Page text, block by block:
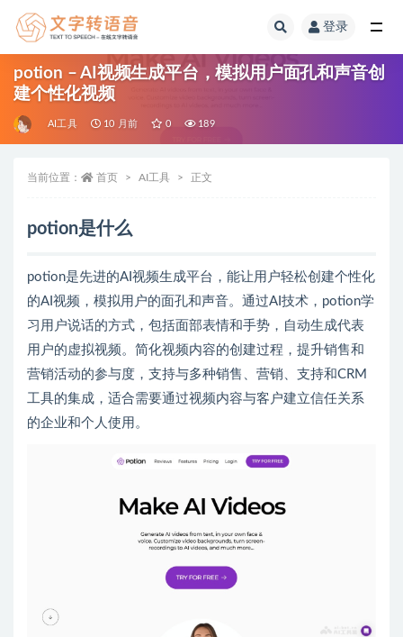
登录
potion – AI视频生成平台，模拟用户面孔和声音创
建个性化视频
AI工具 10 月前 0 189
当前位置： 首页 AI工具 正文
potion是什么
potion是先进的AI视频生成平台，能让用户轻松创建个性化
的AI视频，模拟用户的面孔和声音。通过AI技术，potion学
习用户说话的方式，包括面部表情和手势，自动生成代表
用户的虚拟视频。简化视频内容的创建过程，提升销售和
营销活动的参与度，支持与多种销售、营销、支持和CRM
工具的集成，适合需要通过视频内容与客户建立信任关系
的企业和个人使用。